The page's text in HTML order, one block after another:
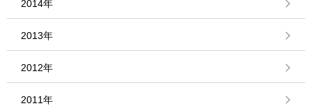
2014年
2013年
2012年
2011年